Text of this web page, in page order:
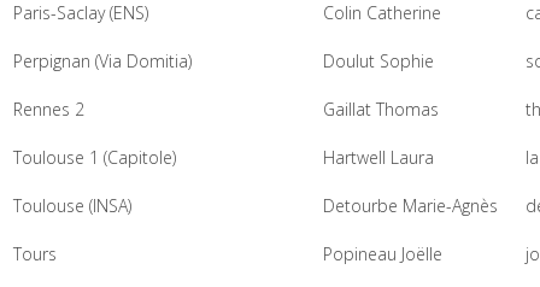
Paris-Saclay (ENS) Colin Catherine
Perpignan (Via Domitia) Doulut Sophie
Rennes 2 Gaillat Thomas
Toulouse 1 (Capitole) Hartwell Laura
Toulouse (INSA) Detourbe Marie-Agnès
Tours Popineau Joëlle